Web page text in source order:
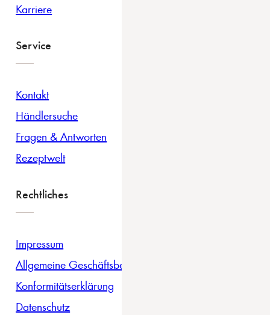
Karriere
Service
Kontakt
Händlersuche
Fragen & Antworten
Rezeptwelt
Rechtliches
Impressum
Allgemeine Geschäftsbedingungen
Konformitätserklärung
Datenschutz